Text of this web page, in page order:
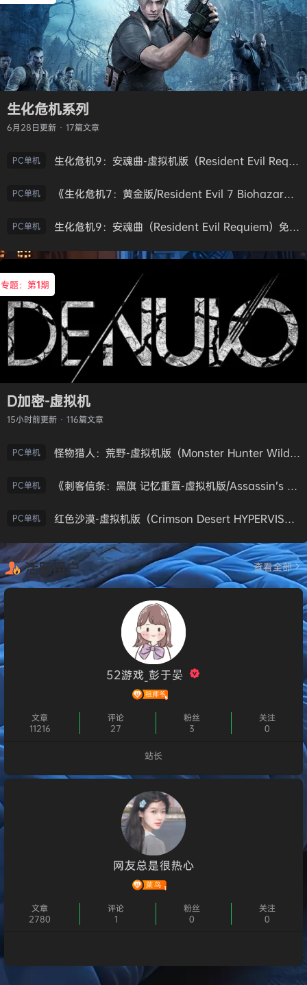
生化危机系列
6月28日更新 · 17篇文章
PC单机 生化危机9：安魂曲-虚拟机版（Resident Evil Requiem HYPERVISOR）免安装中文版
PC单机 《生化危机7：黄金版/Resident Evil 7 Biohazard》免安装中文版
PC单机 生化危机9：安魂曲（Resident Evil Requiem）免安装中文版
专题：第1期
D加密-虚拟机
15小时前更新 · 116篇文章
PC单机 怪物猎人：荒野-虚拟机版（Monster Hunter Wilds HYPERVISOR）免安装中文版
PC单机 《刺客信条：黑旗 记忆重置-虚拟机版/Assassin’s Creed Black Flag Resynced HYPERVISOR》免安装中文版
PC单机 红色沙漠-虚拟机版（Crimson Desert HYPERVISOR）免安装中文版
活跃用户 查看全部
52游戏_彭于晏
文章
11216
评论
27
粉丝
3
关注
0
站长
个人主页
网友总是很热心
文章
2780
评论
1
粉丝
0
关注
0